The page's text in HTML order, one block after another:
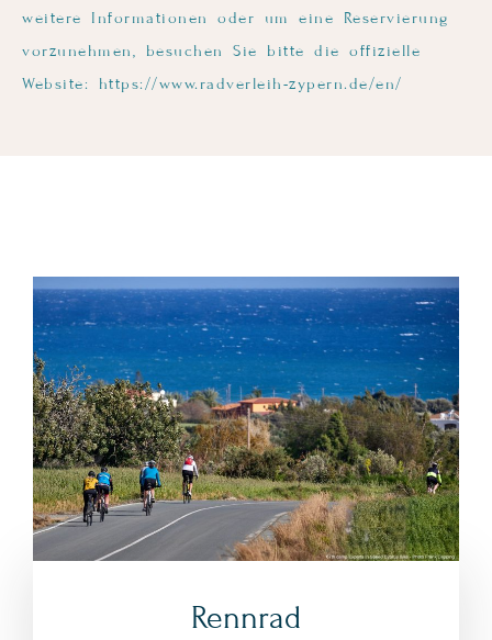
weitere Informationen oder um eine Reservierung
vorzunehmen, besuchen Sie bitte die offizielle
Website: https://www.radverleih-zypern.de/en/
Rennrad